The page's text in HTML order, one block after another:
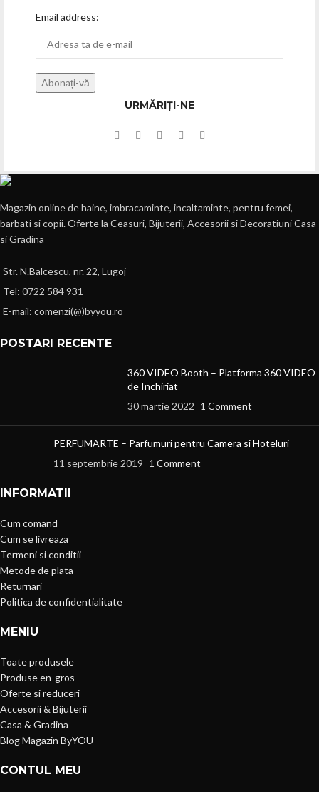
Email address:
URMĂRIȚI-NE
Magazin online de haine, imbracaminte, incaltaminte, pentru femei,
barbati si copii. Oferte la Ceasuri, Bijuterii, Accesorii si Decoratiuni Casa
si Gradina
Str. N.Balcescu, nr. 22, Lugoj
Tel: 0722 584 931
E-mail: comenzi(@)byyou.ro
POSTARI RECENTE
360 VIDEO Booth – Platforma 360 VIDEO
de Inchiriat
30 martie 2022 1 Comment
PERFUMARTE – Parfumuri pentru Camera si Hoteluri
11 septembrie 2019 1 Comment
INFORMATII
Cum comand
Cum se livreaza
Termeni si conditii
Metode de plata
Returnari
Politica de confidentialitate
MENIU
Toate produsele
Produse en-gros
Oferte si reduceri
Accesorii & Bijuterii
Casa & Gradina
Blog Magazin ByYOU
CONTUL MEU